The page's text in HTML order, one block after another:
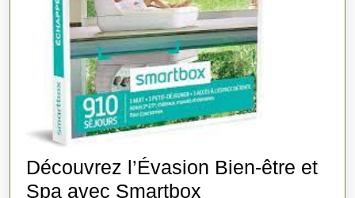
Découvrez l’Évasion Bien-être et
Spa avec Smartbox